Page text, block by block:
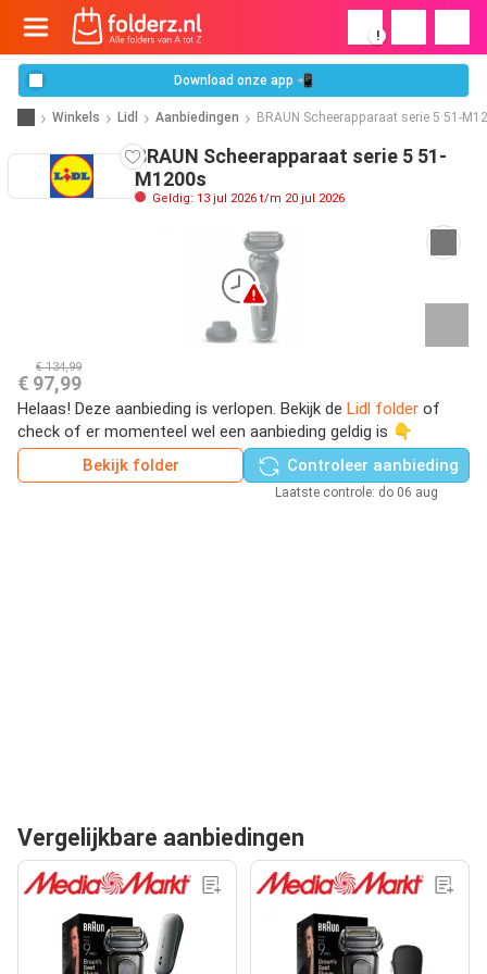
!
Download onze app 📲
Winkels Lidl Aanbiedingen BRAUN Scheerapparaat serie 5 51-
BRAUN Scheerapparaat serie 5 51-
M1200s
Geldig: 13 jul 2026 t/m 20 jul 2026
€ 134,99
€ 97,99
Helaas! Deze aanbieding is verlopen. Bekijk de Lidl folder of
check of er momenteel wel een aanbieding geldig is 👇
Bekijk folder
Controleer aanbieding
Laatste controle: do 06 aug
Vergelijkbare aanbiedingen